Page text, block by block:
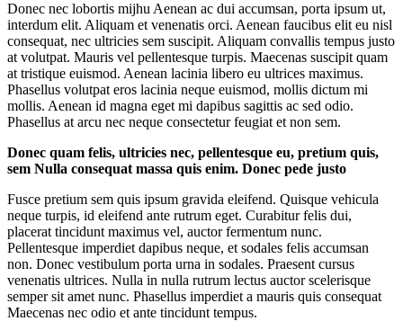
Donec nec lobortis mijhu Aenean ac dui accumsan, porta ipsum ut,
interdum elit. Aliquam et venenatis orci. Aenean faucibus elit eu nisl
consequat, nec ultricies sem suscipit. Aliquam convallis tempus justo
at volutpat. Mauris vel pellentesque turpis. Maecenas suscipit quam
at tristique euismod. Aenean lacinia libero eu ultrices maximus.
Phasellus volutpat eros lacinia neque euismod, mollis dictum mi
mollis. Aenean id magna eget mi dapibus sagittis ac sed odio.
Phasellus at arcu nec neque consectetur feugiat et non sem.
Donec quam felis, ultricies nec, pellentesque eu, pretium quis,
sem Nulla consequat massa quis enim. Donec pede justo
Fusce pretium sem quis ipsum gravida eleifend. Quisque vehicula
neque turpis, id eleifend ante rutrum eget. Curabitur felis dui,
placerat tincidunt maximus vel, auctor fermentum nunc.
Pellentesque imperdiet dapibus neque, et sodales felis accumsan
non. Donec vestibulum porta urna in sodales. Praesent cursus
venenatis ultrices. Nulla in nulla rutrum lectus auctor scelerisque
semper sit amet nunc. Phasellus imperdiet a mauris quis consequat
Maecenas nec odio et ante tincidunt tempus.